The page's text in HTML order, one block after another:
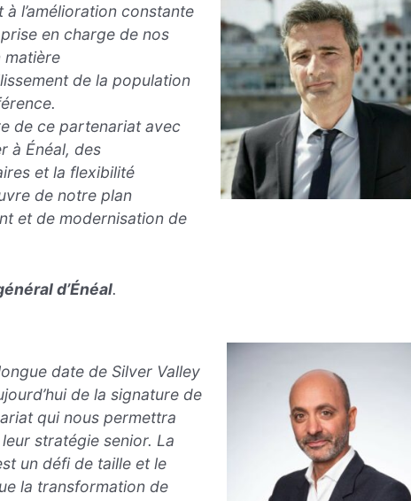
l’amélioration constante
en charge de nos
matière
de la population
de ce partenariat avec
à Énéal, des
et la flexibilité
de notre plan
et de modernisation de
d’Énéal.
date de Silver Valley
de la signature de
qui nous permettra
stratégie senior. La
un défi de taille et le
la transformation de